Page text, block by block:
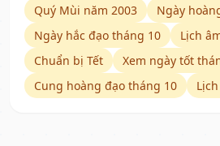
Quý Mùi năm 2003
Ngày
Ngày hắc đạo tháng 10
Lịch
Chuẩn bị Tết
Xem ngày tốt
Cung hoàng đạo tháng 10